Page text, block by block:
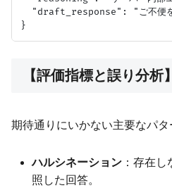
"draft_response": "ご不便を
【評価指標と誤り分析】
期待通りにいかない主要なパタ
ハルシネーション ：存在
照した回答。